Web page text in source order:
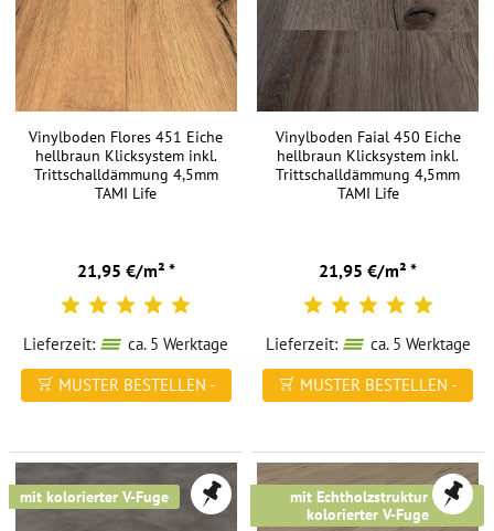
verlegen.
Haben
Sie
Ihren
Traumboden
gefunden,
Online
Shop
vom
Sofa
aus
bestellen.
Vinylboden Flores 451 Eiche
hellbraun Klicksystem inkl.
Trittschalldämmung 4,5mm
TAMI Life
21,95 €/m² *
Lieferzeit:
ca. 5 Werktage
MUSTER BESTELLEN -
Vinylboden Faial 450 Eiche
hellbraun Klicksystem inkl.
Trittschalldämmung 4,5mm
TAMI Life
21,95 €/m² *
Lieferzeit:
ca. 5 Werktage
MUSTER BESTELLEN -
mit kolorierter V-Fuge
mit Echtholzstruktur &
kolorierter V-Fuge